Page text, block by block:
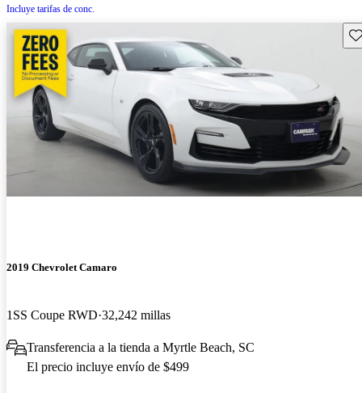
Incluye tarifas de conc.
2019 Chevrolet Camaro
1SS Coupe RWD 32,242 millas
Transferencia a la tienda a Myrtle Beach, SC
El precio incluye envío de $499